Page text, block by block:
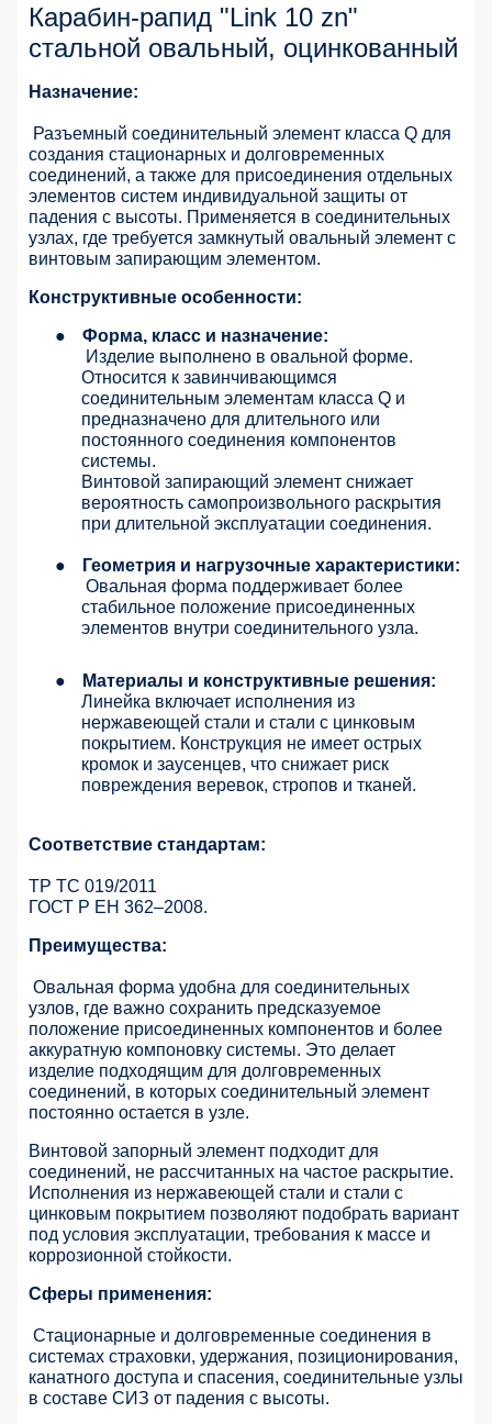
Карабин-рапид "Link 10 zn"
стальной овальный, оцинкованный
Назначение:
Разъемный соединительный элемент класса Q для
создания стационарных и долговременных
соединений, а также для присоединения отдельных
элементов систем индивидуальной защиты от
падения с высоты. Применяется в соединительных
узлах, где требуется замкнутый овальный элемент с
винтовым запирающим элементом.
Конструктивные особенности:
●
Форма, класс и назначение:
Изделие выполнено в овальной форме.
Относится к завинчивающимся
соединительным элементам класса Q и
предназначено для длительного или
постоянного соединения компонентов
системы.
Винтовой запирающий элемент снижает
вероятность самопроизвольного раскрытия
при длительной эксплуатации соединения.
●
Геометрия и нагрузочные характеристики:
Овальная форма поддерживает более
стабильное положение присоединенных
элементов внутри соединительного узла.
●
Материалы и конструктивные решения:
Линейка включает исполнения из
нержавеющей стали и стали с цинковым
покрытием. Конструкция не имеет острых
кромок и заусенцев, что снижает риск
повреждения веревок, стропов и тканей.
Соответствие стандартам:
ТР ТС 019/2011
ГОСТ Р ЕН 362–2008.
Преимущества:
Овальная форма удобна для соединительных
узлов, где важно сохранить предсказуемое
положение присоединенных компонентов и более
аккуратную компоновку системы. Это делает
изделие подходящим для долговременных
соединений, в которых соединительный элемент
постоянно остается в узле.
Винтовой запорный элемент подходит для
соединений, не рассчитанных на частое раскрытие.
Исполнения из нержавеющей стали и стали с
цинковым покрытием позволяют подобрать вариант
под условия эксплуатации, требования к массе и
коррозионной стойкости.
Сферы применения:
Стационарные и долговременные соединения в
системах страховки, удержания, позиционирования,
канатного доступа и спасения, соединительные узлы
в составе СИЗ от падения с высоты.